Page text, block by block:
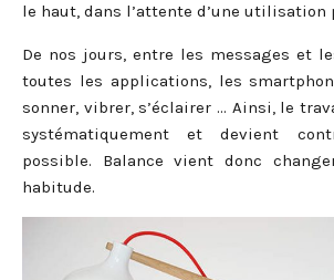
le haut, dans l’attente d’une utilisation
De nos jours, entre les messages et
toutes les applications, les
sonner, vibrer, s’éclairer … Ainsi, le
systématiquement et devient
possible. Balance vient donc
habitude.